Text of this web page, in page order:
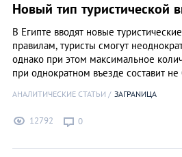
Новый тип туристической
В Египте вводят новые
правилам, туристы смогут
однако при этом максимальное
при однократном въезде составит
АНАЛИТИЧЕСКИЕ СТАТЬИ ЗАГРАNИЦА
12792 0